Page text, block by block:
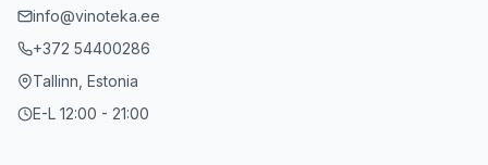
info@vinoteka.ee
+372 54400286
Tallinn, Estonia
E-L 12:00 - 21:00